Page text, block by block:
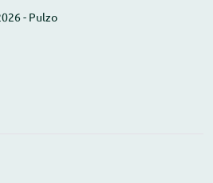
- Pulzo